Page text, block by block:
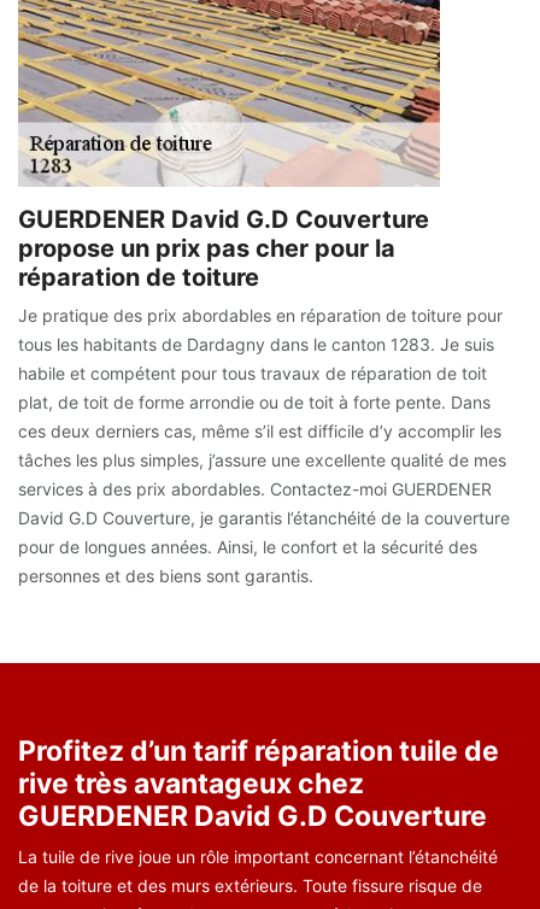
GUERDENER David G.D Couverture
propose un prix pas cher pour la
réparation de toiture
Je pratique des prix abordables en réparation de toiture pour
tous les habitants de Dardagny dans le canton 1283. Je suis
habile et compétent pour tous travaux de réparation de toit
plat, de toit de forme arrondie ou de toit à forte pente. Dans
ces deux derniers cas, même s’il est difficile d’y accomplir les
tâches les plus simples, j’assure une excellente qualité de mes
services à des prix abordables. Contactez-moi GUERDENER
David G.D Couverture, je garantis l’étanchéité de la couverture
pour de longues années. Ainsi, le confort et la sécurité des
personnes et des biens sont garantis.
Profitez d’un tarif réparation tuile de
rive très avantageux chez
GUERDENER David G.D Couverture
La tuile de rive joue un rôle important concernant l’étanchéité
de la toiture et des murs extérieurs. Toute fissure risque de